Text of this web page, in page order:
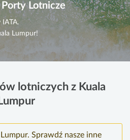
Lotnicze
IATA.
Lumpur!
lotniczych z Kuala
Lumpur
Sprawdź nasze inne